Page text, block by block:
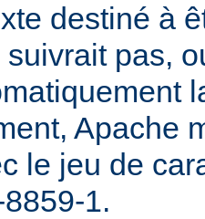
destiné à
pas,
Apache
le jeu de
1.